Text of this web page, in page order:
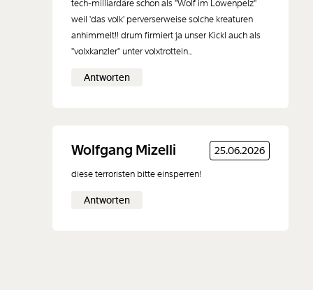
Der Inhalt dieses Feldes wird nicht öffentlich zugänglich angezeigt.
tech-milliardäre schon als "Wolf im Löwenpelz"
weil 'das volk' perverserweise solche kreaturen
anhimmelt!! drum firmiert ja unser Kickl auch als
"volxkanzler" unter volxtrotteln...
Antworten
Wolfgang Mizelli 25.06.2026
diese terroristen bitte einsperren!
Antworten